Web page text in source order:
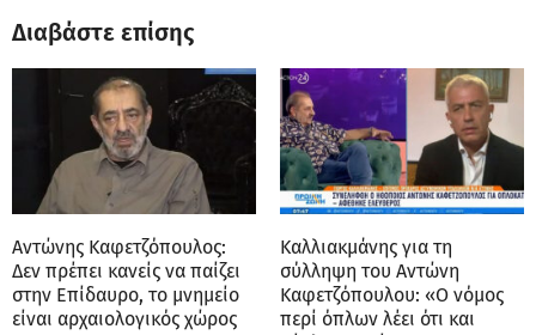
Διαβάστε επίσης
Αντώνης Καφετζόπουλος:
Δεν πρέπει κανείς να παίζει
στην Επίδαυρο, το μνημείο
είναι αρχαιολογικός χώρος
Καλλιακμάνης για τη
σύλληψη του Αντώνη
Καφετζόπουλου: «Ο νόμος
περί όπλων λέει ότι και